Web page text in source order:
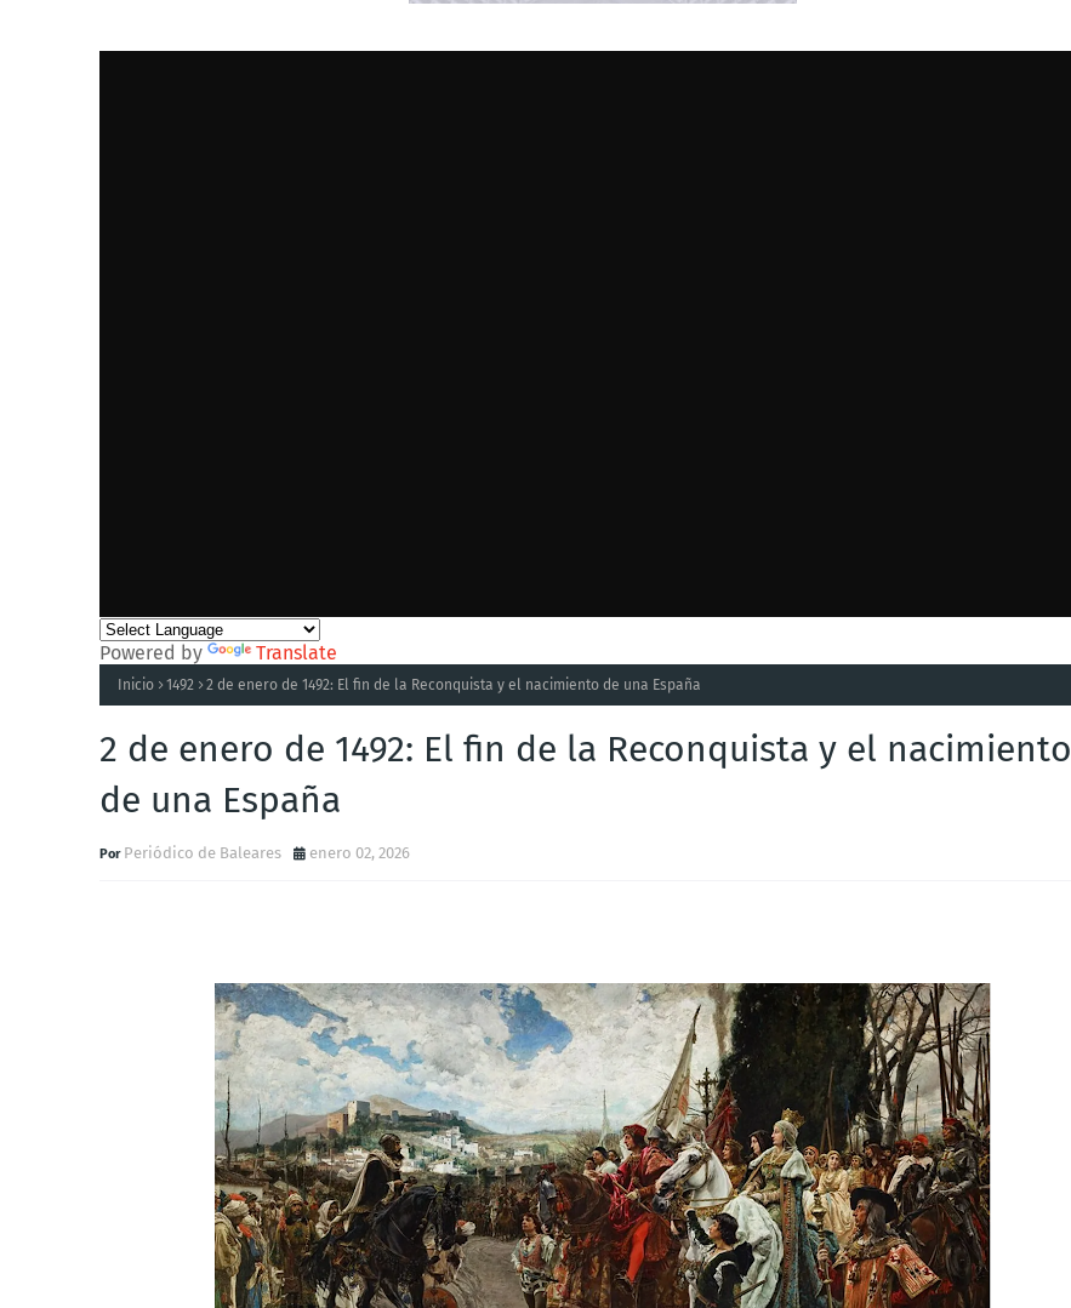
Powered by Translate
Inicio 1492 2 de enero de 1492: El fin de la Reconquista y el nacimiento de una España
2 de enero de 1492: El fin de la Reconquista y el nacimiento
de una España
Periódico de Baleares enero 02, 2026